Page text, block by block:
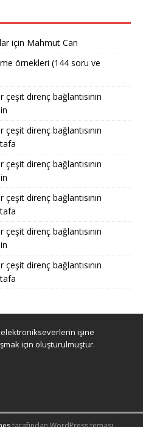
için Mahmut Can
örnekleri (144 soru ve
çeşit direnç bağlantısının
çeşit direnç bağlantısının
çeşit direnç bağlantısının
çeşit direnç bağlantısının
çeşit direnç bağlantısının
çeşit direnç bağlantısının
işine
için oluşturulmuştur.